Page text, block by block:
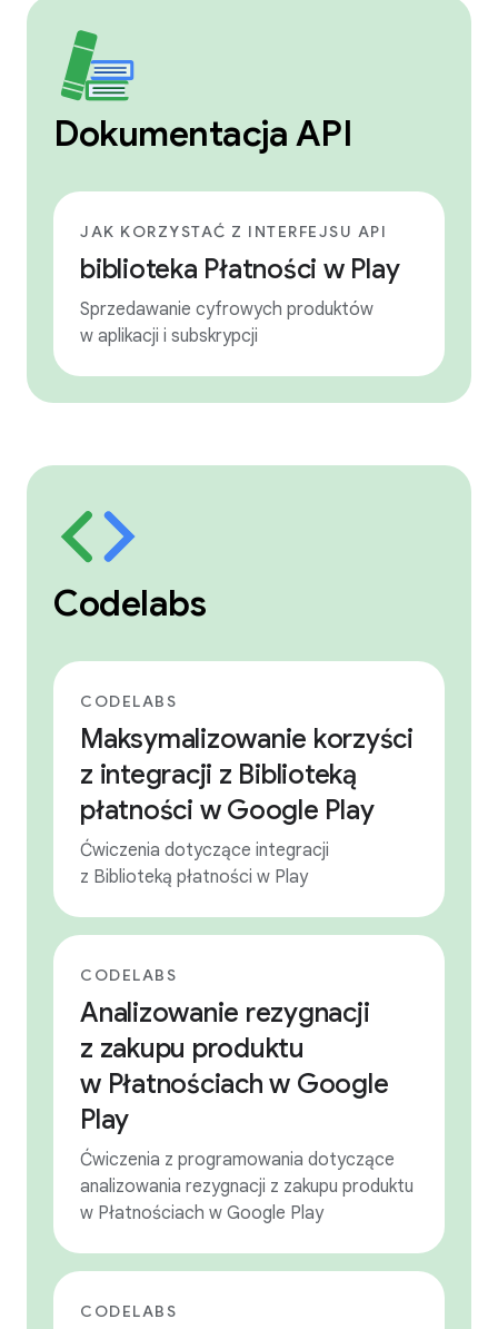
Dokumentacja API
JAK KORZYSTAĆ Z INTERFEJSU API
biblioteka Płatności w Play
Sprzedawanie cyfrowych produktów
w aplikacji i subskrypcji
Codelabs
CODELABS
Maksymalizowanie korzyści
z integracji z Biblioteką
płatności w Google Play
Ćwiczenia dotyczące integracji
z Biblioteką płatności w Play
CODELABS
Analizowanie rezygnacji
z zakupu produktu
w Płatnościach w Google
Play
Ćwiczenia z programowania dotyczące
analizowania rezygnacji z zakupu produktu
w Płatnościach w Google Play
CODELABS